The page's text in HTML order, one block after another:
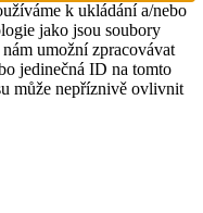
k ukládání a/nebo
jako jsou soubory
umožní zpracovávat
jedinečná ID na tomto
může nepříznivě ovlivnit